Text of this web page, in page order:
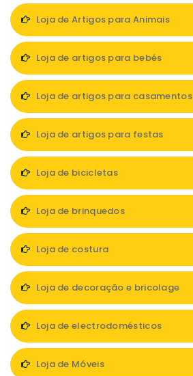
Loja de Artigos para Animais
Loja de artigos para bebés
Loja de artigos para casamentos
Loja de artigos para festas
Loja de bicicletas
Loja de brinquedos
Loja de costura
Loja de decoração e bricolage
Loja de electrodomésticos
Loja de Móveis